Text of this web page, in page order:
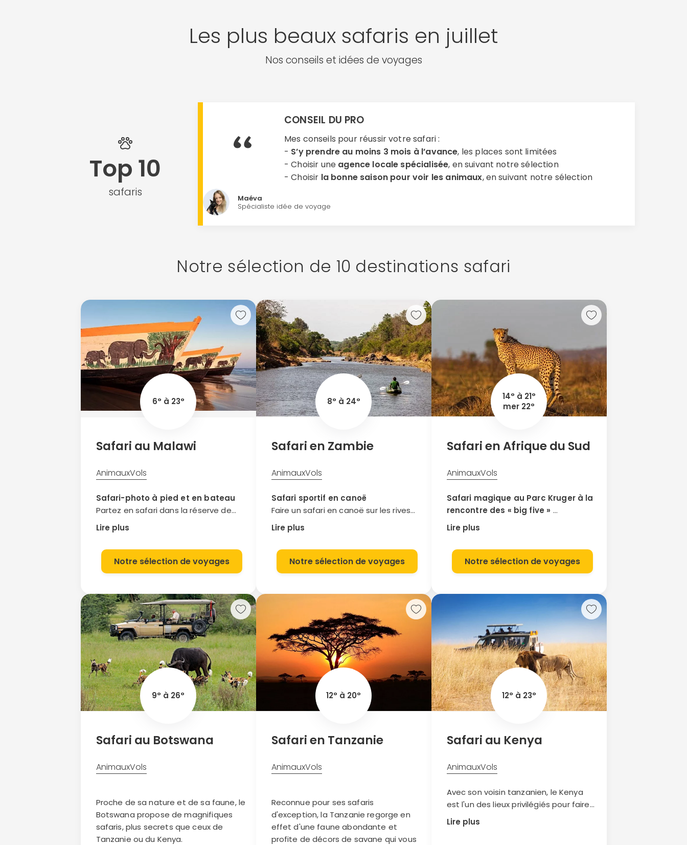
Les plus beaux safaris en juillet
Nos conseils et idées de voyages
Top 10
safaris
CONSEIL DU PRO
Mes conseils pour réussir votre safari :
- S’y prendre au moins 3 mois à l’avance, les places sont limitées
- Choisir une agence locale spécialisée, en suivant notre sélection
- Choisir la bonne saison pour voir les animaux, en suivant notre sélection
Maéva
Spécialiste idée de voyage
Notre sélection de 10 destinations safari
6° à 23°
Safari au Malawi
AnimauxVols
Safari-photo à pied et en bateau
Partez en safari dans la réserve de
Majete ; découvrez à pied les
merveilles du parc de Liwonde, et
naviguez en pirogue sur la rivière Shire
jusqu’au lac Malawi à la rencontre des
hippopotames et des éléphants. Vous
s’abreuvent et de magnifiques
perroquets. Vous pourrez poursuivre
votre safari de nuit, à l’heure où les
hyènes, lycaons et autres prédateurs
sortent de leur tanière.
Lire plus
Notre sélection de voyages
8° à 24°
Safari en Zambie
AnimauxVols
Safari sportif en canoë
Faire un safari en canoë sur les rives
du Haut-Zambèze : voilà une
excellente approche des paysages de
la savane africaine ! Vous naviguerez
le long des rives de grands parcs
nationaux dont le parc du Zambèze
éléphants, vous slalomerez entre les
hippopotames et les crocodiles. Dans
la brousse, les lions et les léopards
pourchassent les gracieuses
antilopes, pendant que les babouins
jouent dans les baobabs. La nuit
sortent les hyènes et les
phacochères. Au Zambèze, plus de
800 espèces d’oiseaux cohabitent. Ne
manquez pas aussi les Parc Kafue et
Lire plus
Notre sélection de voyages
14° à 21°
mer 22°
Safari en Afrique du Sud
AnimauxVols
Safari magique au Parc Kruger à la
rencontre des « big five »
Le parc Kruger, avec ses 20 000 km2,
est la plus grande réserve d’Afrique du
Sud. C’est aussi le lieu phare pour faire
un safari en Afrique. Vous pourrez y
effectuer un safari exceptionnel à la
l’éléphant, le buffle, le rhinocéros et le
léopard. Pour votre sécurité, il est
préférable de parcourir la savane en
4*4. Cependant, un safari à pied
accompagné d’un guide armé vous
offrira des montées d’adrénaline
incomparables. Les plus expérimentés
peuvent également effectuer un
safari à cheval. Si vous êtes un
cavalier débutant, préférez la côte
Lire plus
Notre sélection de voyages
9° à 26°
Safari au Botswana
AnimauxVols
Proche de sa nature et de sa faune, le
Botswana propose de magnifiques
safaris, plus secrets que ceux de
Tanzanie ou du Kenya.
12° à 20°
Safari en Tanzanie
AnimauxVols
Reconnue pour ses safaris
d'exception, la Tanzanie regorge en
effet d'une faune abondante et
profite de décors de savane qui vous
12° à 23°
Safari au Kenya
AnimauxVols
Avec son voisin tanzanien, le Kenya
est l'un des lieux privilégiés pour faire
un safari. Avec sa grande migration,
ses immenses troupeaux et ses
Lire plus